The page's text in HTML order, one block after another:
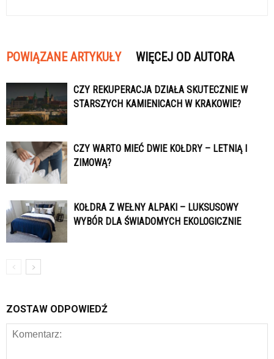
POWIĄZANE ARTYKUŁY WIĘCEJ OD AUTORA
CZY REKUPERACJA DZIAŁA SKUTECZNIE W
STARSZYCH KAMIENICACH W KRAKOWIE?
CZY WARTO MIEĆ DWIE KOŁDRY – LETNIĄ I
ZIMOWĄ?
KOŁDRA Z WEŁNY ALPAKI – LUKSUSOWY
WYBÓR DLA ŚWIADOMYCH EKOLOGICZNIE
ZOSTAW ODPOWIEDŹ